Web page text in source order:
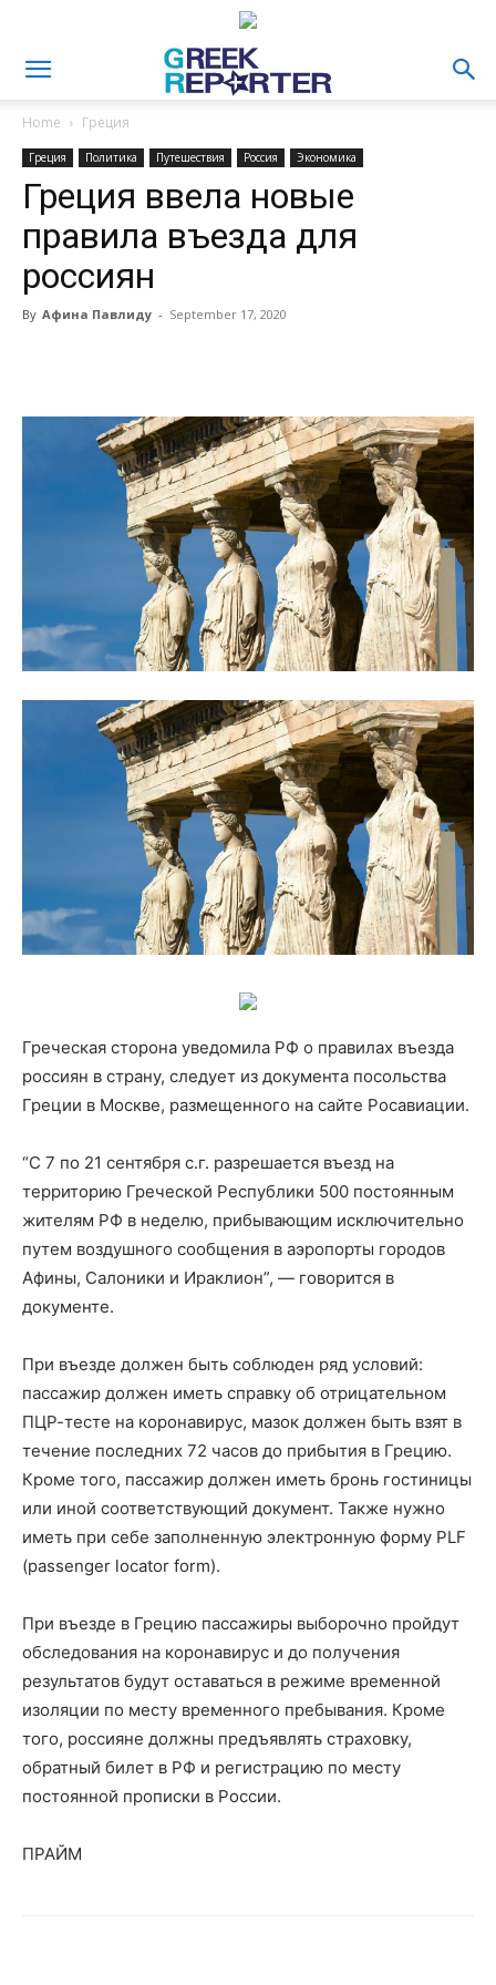
Home Греция
Греция Политика Путешествия Россия Экономика
Греция ввела новые
правила въезда для
россиян
By Афина Павлиду - September 17, 2020
Греческая сторона уведомила РФ о правилах въезда
россиян в страну, следует из документа посольства
Греции в Москве, размещенного на сайте Росавиации.
“С 7 по 21 сентября с.г. разрешается въезд на
территорию Греческой Республики 500 постоянным
жителям РФ в неделю, прибывающим исключительно
путем воздушного сообщения в аэропорты городов
Афины, Салоники и Ираклион”, — говорится в
документе.
При въезде должен быть соблюден ряд условий:
пассажир должен иметь справку об отрицательном
ПЦР-тесте на коронавирус, мазок должен быть взят в
течение последних 72 часов до прибытия в Грецию.
Кроме того, пассажир должен иметь бронь гостиницы
или иной соответствующий документ. Также нужно
иметь при себе заполненную электронную форму PLF
(passenger locator form).
При въезде в Грецию пассажиры выборочно пройдут
обследования на коронавирус и до получения
результатов будут оставаться в режиме временной
изоляции по месту временного пребывания. Кроме
того, россияне должны предъявлять страховку,
обратный билет в РФ и регистрацию по месту
постоянной прописки в России.
ПРАЙМ